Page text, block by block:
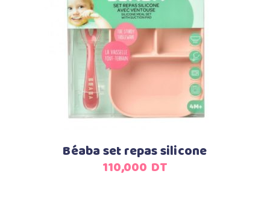
Ajouter au panier
Béaba set repas silicone
110,000 DT